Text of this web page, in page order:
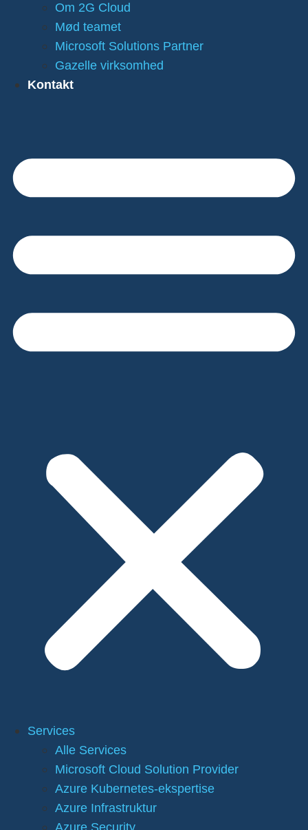
Om 2G Cloud
Mød teamet
Microsoft Solutions Partner
Gazelle virksomhed
Kontakt
Services
Alle Services
Microsoft Cloud Solution Provider
Azure Kubernetes-ekspertise
Azure Infrastruktur